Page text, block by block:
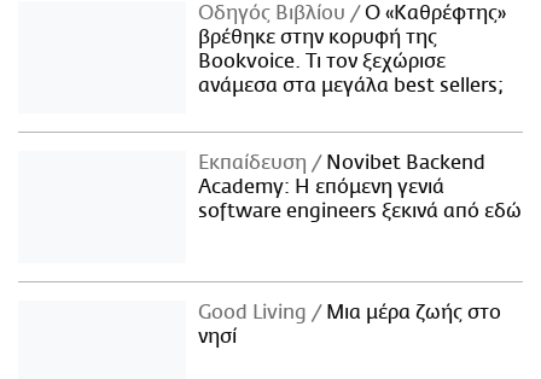
Οδηγός Βιβλίου
Ο «Καθρέφτης»
βρέθηκε στην κορυφή της
Bookvoice. Τι τον ξεχώρισε
ανάμεσα στα μεγάλα best sellers;
Εκπαίδευση
Novibet Backend
Academy: Η επόμενη γενιά
software engineers ξεκινά από εδώ
Good Living
Μια μέρα ζωής στο
νησί